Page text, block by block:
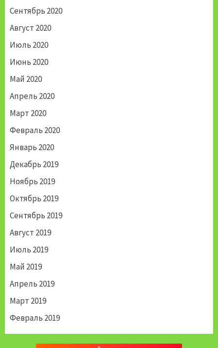
Сентябрь 2020
Август 2020
Июль 2020
Июнь 2020
Май 2020
Апрель 2020
Март 2020
Февраль 2020
Январь 2020
Декабрь 2019
Ноябрь 2019
Октябрь 2019
Сентябрь 2019
Август 2019
Июль 2019
Май 2019
Апрель 2019
Март 2019
Февраль 2019